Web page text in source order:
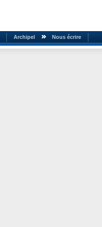
Archipel Nous écrire